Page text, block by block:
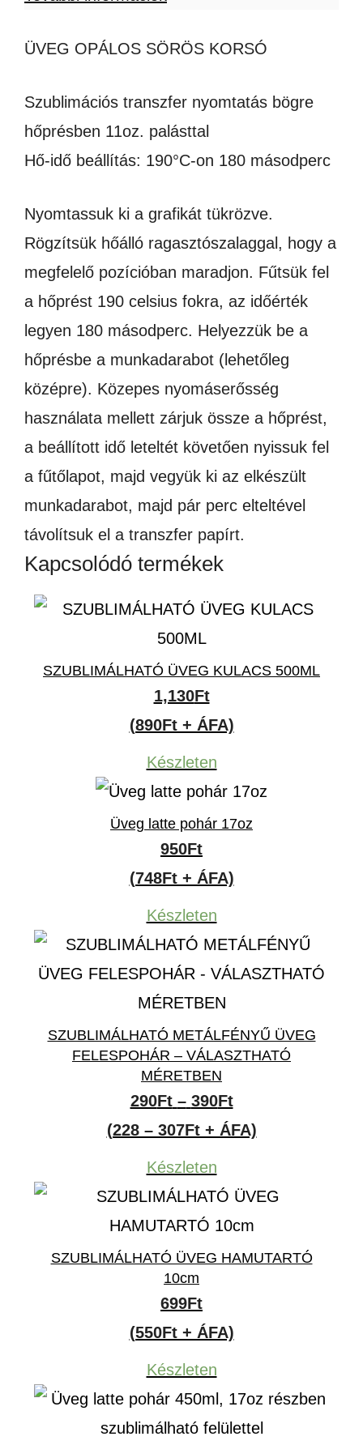
ÜVEG OPÁLOS SÖRÖS KORSÓ
Szublimációs transzfer nyomtatás bögre
hőprésben 11oz. palásttal
Hő-idő beállítás: 190°C-on 180 másodperc
Nyomtassuk ki a grafikát tükrözve.
Rögzítsük hőálló ragasztószalaggal, hogy a
megfelelő pozícióban maradjon. Fűtsük fel
a hőprést 190 celsius fokra, az időérték
legyen 180 másodperc. Helyezzük be a
hőprésbe a munkadarabot (lehetőleg
középre). Közepes nyomáserősség
használata mellett zárjuk össze a hőprést,
a beállított idő leteltét követően nyissuk fel
a fűtőlapot, majd vegyük ki az elkészült
munkadarabot, majd pár perc elteltével
távolítsuk el a transzfer papírt.
Kapcsolódó termékek
SZUBLIMÁLHATÓ ÜVEG KULACS 500ML
1,130Ft
(890Ft + ÁFA)
Készleten
Üveg latte pohár 17oz
950Ft
(748Ft + ÁFA)
Készleten
SZUBLIMÁLHATÓ METÁLFÉNYŰ ÜVEG
FELESPOHÁR – VÁLASZTHATÓ
MÉRETBEN
290Ft – 390FtÁrtartomány:
290Ft
390Ft
(228 – 307Ft + ÁFA)
Készleten
SZUBLIMÁLHATÓ ÜVEG HAMUTARTÓ
10cm
699Ft
(550Ft + ÁFA)
Készleten